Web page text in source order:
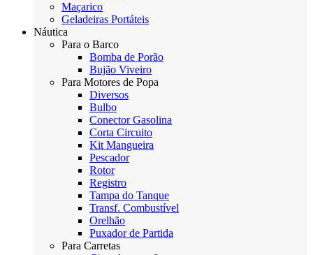
Maçarico
Geladeiras Portáteis
Náutica
Para o Barco
Bomba de Porão
Bujão Viveiro
Para Motores de Popa
Diversos
Bulbo
Conector Gasolina
Corta Circuito
Kit Mangueira
Pescador
Rotor
Registro
Tampa do Tanque
Transf. Combustível
Orelhão
Puxador de Partida
Para Carretas